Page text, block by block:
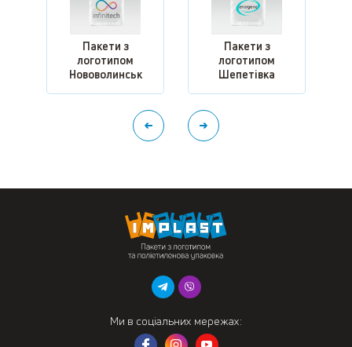
Пакети з
логотипом
Нововолинськ
Пакети з
логотипом
Шепетівка
Ми в соціальних мережах: